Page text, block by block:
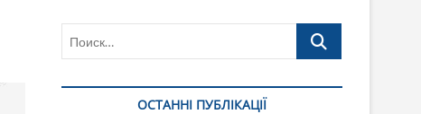
Поиск…
ОСТАННІ ПУБЛІКАЦІЇ